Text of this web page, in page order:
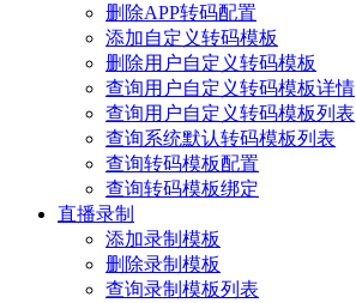
删除APP转码配置
添加自定义转码模板
删除用户自定义转码模板
查询用户自定义转码模板详情
查询用户自定义转码模板列表
查询系统默认转码模板列表
查询转码模板配置
查询转码模板绑定
直播录制
添加录制模板
删除录制模板
查询录制模板列表